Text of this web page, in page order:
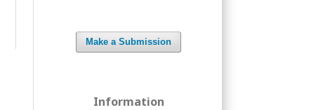
Make a Submission
Information